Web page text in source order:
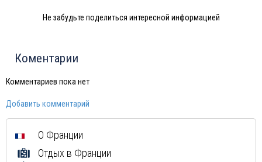
Черногория
Марокко
Тунис
Норвегия
Мексика
Куба
Не забудьте поделиться интересной информацией
Коментарии
Комментариев пока нет
Добавить комментарий
О Франции
Отдых в Франции